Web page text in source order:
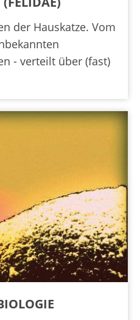
der Hauskatze. Vom
- verteilt über (fast)